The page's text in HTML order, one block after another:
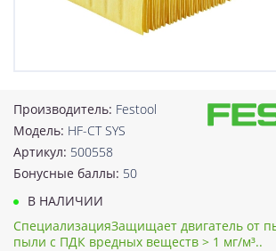
Производитель: Festool
Модель: HF-CT SYS
Артикул: 500558
Бонусные баллы: 50
В НАЛИЧИИ
СпециализацияЗащищает двигатель от
пыли с ПДК вредных веществ > 1 мг/м³..